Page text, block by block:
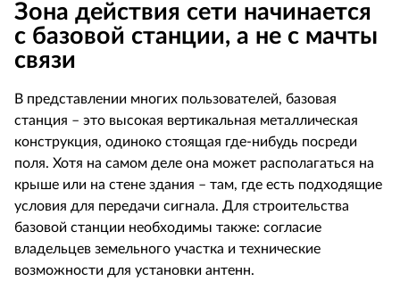
Зона действия сети начинается
с базовой станции, а не с мачты
связи
В представлении многих пользователей, базовая
станция – это высокая вертикальная металлическая
конструкция, одиноко стоящая где-нибудь посреди
поля. Хотя на самом деле она может располагаться на
крыше или на стене здания – там, где есть подходящие
условия для передачи сигнала. Для строительства
базовой станции необходимы также: согласие
владельцев земельного участка и технические
возможности для установки антенн.